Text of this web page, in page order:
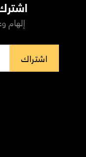
إلهام
اشتراك